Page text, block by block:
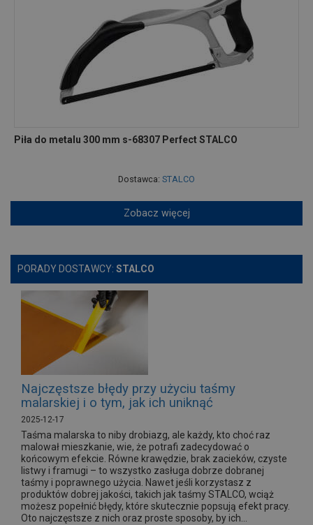
Piła do metalu 300 mm s-68307 Perfect STALCO
Dostawca: STALCO
Zobacz więcej
PORADY DOSTAWCY: STALCO
Najczęstsze błędy przy użyciu taśmy
malarskiej i o tym, jak ich uniknąć
2025-12-17
Taśma malarska to niby drobiazg, ale każdy, kto choć raz
malował mieszkanie, wie, że potrafi zadecydować o
końcowym efekcie. Równe krawędzie, brak zacieków, czyste
listwy i framugi – to wszystko zasługa dobrze dobranej
taśmy i poprawnego użycia. Nawet jeśli korzystasz z
produktów dobrej jakości, takich jak taśmy STALCO, wciąż
możesz popełnić błędy, które skutecznie popsują efekt pracy.
Oto najczęstsze z nich oraz proste sposoby, by ich...